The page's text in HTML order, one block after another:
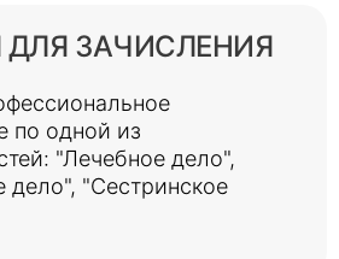
ДЛЯ ЗАЧИСЛЕНИЯ
по одной из
"Лечебное дело",
дело", "Сестринское